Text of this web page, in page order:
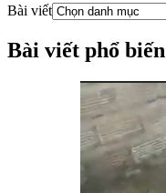
Bài viết
Bài viết phổ biến